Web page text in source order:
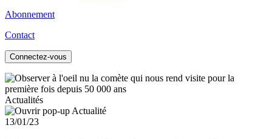
Abonnement
Contact
Connectez-vous
Actualités
13/01/23